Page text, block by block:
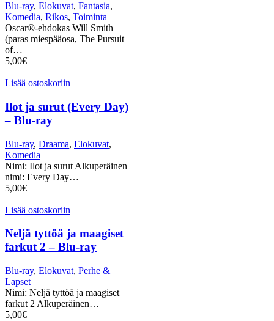
Blu-ray, Elokuvat, Fantasia,
Komedia, Rikos, Toiminta
Oscar®-ehdokas Will Smith
(paras miespääosa, The Pursuit
of…
5,00€
Lisää ostoskoriin
Ilot ja surut (Every Day)
– Blu-ray
Blu-ray, Draama, Elokuvat,
Komedia
Nimi: Ilot ja surut Alkuperäinen
nimi: Every Day…
5,00€
Lisää ostoskoriin
Neljä tyttöä ja maagiset
farkut 2 – Blu-ray
Blu-ray, Elokuvat, Perhe &
Lapset
Nimi: Neljä tyttöä ja maagiset
farkut 2 Alkuperäinen…
5,00€